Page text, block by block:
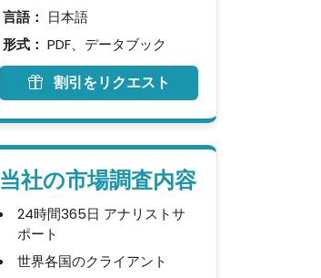
言語： 日本語
形式： PDF、データブック
割引をリクエスト
当社の市場調査内容
24時間365日 アナリストサ
ポート
世界各国のクライアント